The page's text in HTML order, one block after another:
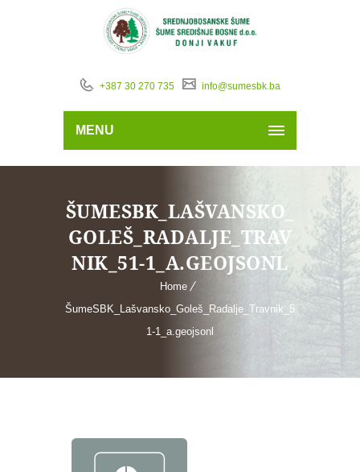
+387 30 270 735 info@sumesbk.ba
MENU
ŠUMESBK_LAŠVANSKO_
GOLEŠ_RADALJE_TRAV
NIK_51-1_A.GEOJSONL
Home
ŠumeSBK_Lašvansko_Goleš_Radalje_Travnik_5
1-1_a.geojsonl